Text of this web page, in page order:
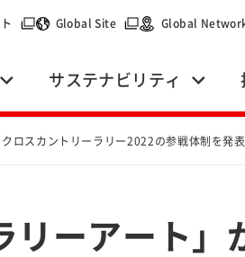
（別ウィンドウで開く）
Global Site（別ウィンドウで開く）
Global
サステナビリティ
ロスカントリーラリー2022の参戦体制を発表
リーアート」